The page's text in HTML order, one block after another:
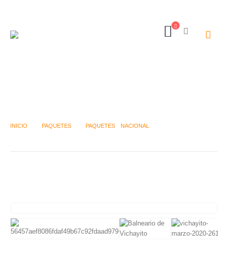
INICIO PAQUETES PAQUETES
NACIONAL